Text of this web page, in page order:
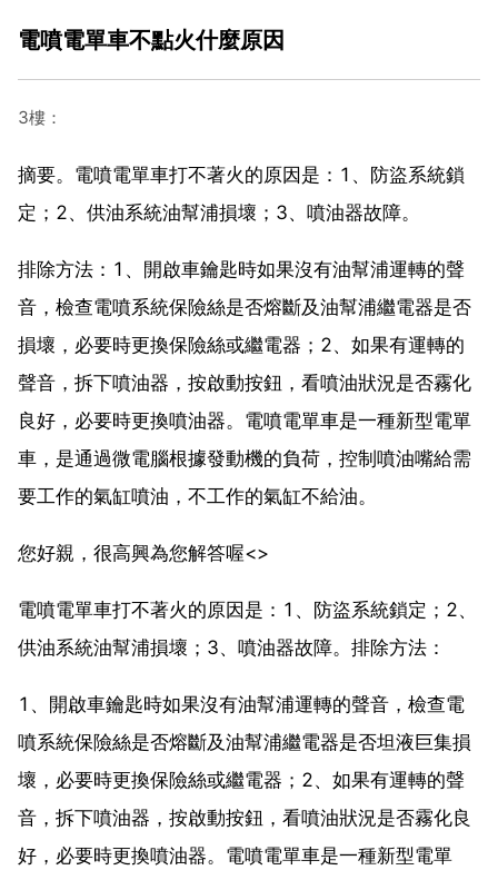
電噴電單車不點火什麼原因
3樓：
摘要。電噴電單車打不著火的原因是：1、防盜系統鎖
定；2、供油系統油幫浦損壞；3、噴油器故障。
排除方法：1、開啟車鑰匙時如果沒有油幫浦運轉的聲
音，檢查電噴系統保險絲是否熔斷及油幫浦繼電器是否
損壞，必要時更換保險絲或繼電器；2、如果有運轉的
聲音，拆下噴油器，按啟動按鈕，看噴油狀況是否霧化
良好，必要時更換噴油器。電噴電單車是一種新型電單
車，是通過微電腦根據發動機的負荷，控制噴油嘴給需
要工作的氣缸噴油，不工作的氣缸不給油。
您好親，很高興為您解答喔<>
電噴電單車打不著火的原因是：1、防盜系統鎖定；2、
供油系統油幫浦損壞；3、噴油器故障。排除方法：
1、開啟車鑰匙時如果沒有油幫浦運轉的聲音，檢查電
噴系統保險絲是否熔斷及油幫浦繼電器是否坦液巨集損
壞，必要時更換保險絲或繼電器；2、如果有運轉的聲
音，拆下噴油器，按啟動按鈕，看噴油狀況是否霧化良
好，必要時更換噴油器。電噴電單車是一種新型電單